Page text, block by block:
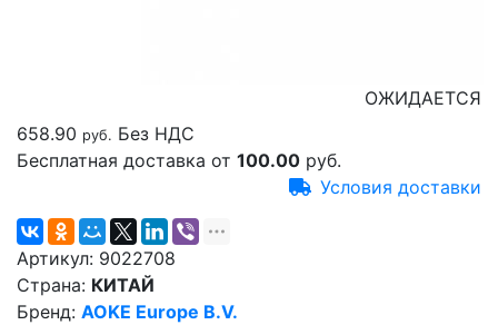
ОЖИДАЕТСЯ
658.90 руб. Без НДС
Бесплатная доставка от 100.00 руб.
Условия доставки
Артикул: 9022708
Страна: КИТАЙ
Бренд: AOKE Europe B.V.